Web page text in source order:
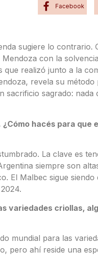
Facebook
sugiere lo contrario.
con la
que realizó junto a la
revela su
sacrificio sagrado:
¿Cómo hacés para que
La clave es
siempre son
El Malbec sigue
variedades criollas,
mundial para las
pero ahí reside una